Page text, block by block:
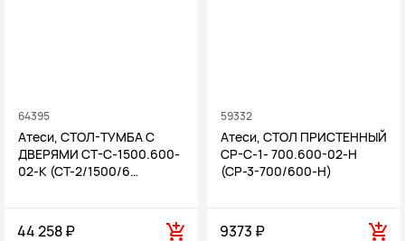
64395
Атеси, СТОЛ-ТУМБА С
ДВЕРЯМИ СТ-С-1500.600-
02-К (СТ-2/1500/6…
44 258 ₽
59332
Атеси, СТОЛ ПРИСТЕННЫЙ
СР-С-1- 700.600-02-Н
(СР-3-700/600-Н)
9373 ₽